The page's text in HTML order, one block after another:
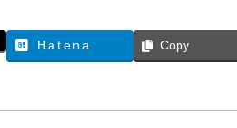
Hatena Copy